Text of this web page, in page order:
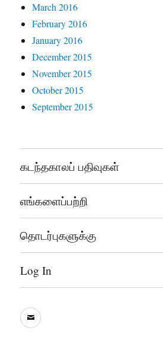
March 2016
February 2016
January 2016
December 2015
November 2015
October 2015
September 2015
கடந்தகாலப் பதிவுகள்
எங்களைப்பற்றி
தொடர்புகளுக்கு
Log In
sooddram@gmail.com